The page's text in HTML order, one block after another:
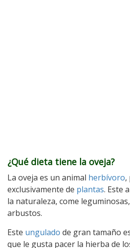
¿Qué dieta tiene la oveja?
La oveja es un animal herbívoro,
exclusivamente de plantas. Este
la naturaleza, come
arbustos.
Este ungulado de gran tamaño
que le gusta pacer la hierba de